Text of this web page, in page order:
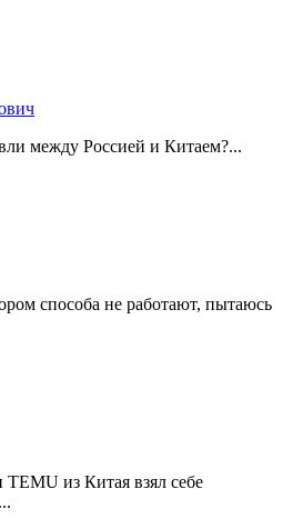
между Россией и Китаем?...
способа не работают, пытаюсь
из Китая взял себе